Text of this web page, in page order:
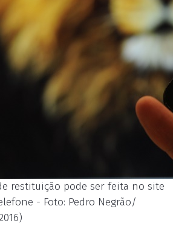
restituição pode ser feita no site
- Foto: Pedro Negrão/